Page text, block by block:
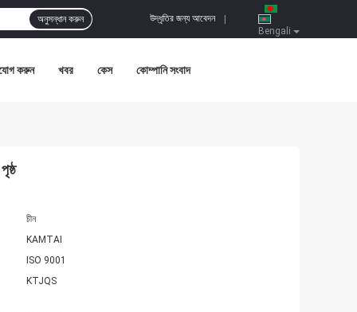
Bengali
উদ্ধৃতির জন্য আবেদন
অনুসন্ধান করুন
করুন খবর কেস কোম্পানি সংবাদ
চীন
KAMTAI
ISO 9001
KTJQS